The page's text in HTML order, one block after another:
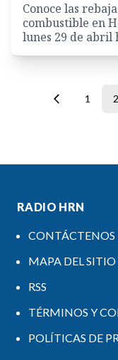
Conoce las
combustible en
lunes 29 de abril
1 2
RADIO HRN
CONTÁCTENOS
MAPA DEL SITIO
RSS
TÉRMINOS Y
POLÍTICAS DE